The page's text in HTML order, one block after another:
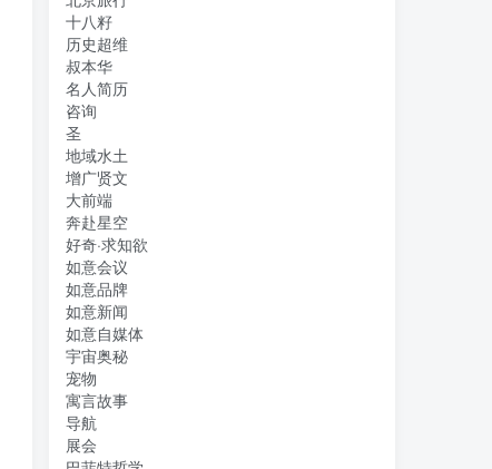
十八籽
历史超维
叔本华
名人简历
咨询
圣
地域水土
增广贤文
大前端
奔赴星空
好奇·求知欲
如意会议
如意品牌
如意新闻
如意自媒体
宇宙奥秘
宠物
寓言故事
导航
展会